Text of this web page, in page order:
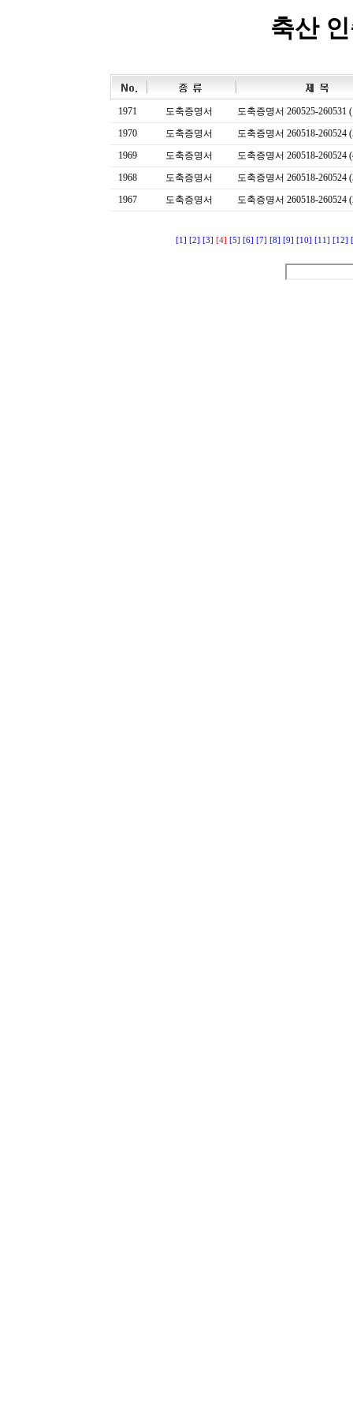
축산
1971 도축증명서
도축증명서 260525-260531
1970
도축증명서
도축증명서 260518-260524
1969
도축증명서
도축증명서 260518-260524
1968
도축증명서
도축증명서 260518-260524
1967
도축증명서 도축증명서 260518-260524
[1] [2] [3] [4] [5] [6] [7] [8] [9] [10] [11] [12]